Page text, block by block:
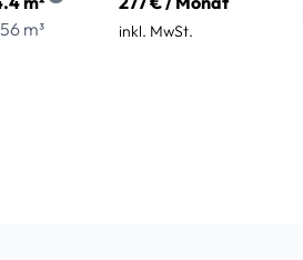
m³
inkl. MwSt.